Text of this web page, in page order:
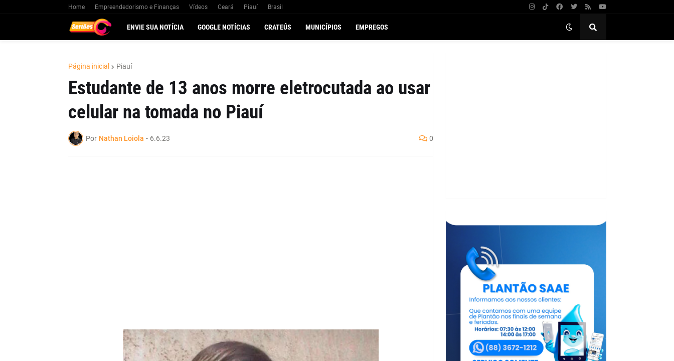
Home Empreendedorismo e Finanças Vídeos Ceará Piauí Brasil
ENVIE SUA NOTÍCIA GOOGLE NOTÍCIAS CRATEÚS MUNICÍPIOS EMPREGOS
Página inicial Piauí
Estudante de 13 anos morre eletrocutada ao usar
celular na tomada no Piauí
Por Nathan Loiola - 6.6.23 0